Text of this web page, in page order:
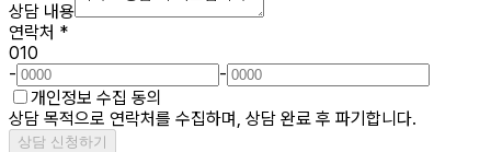
상담 내용
연락처 *
010
-
-
개인정보 수집 동의
상담 목적으로 연락처를 수집하며, 상담 완료 후 파기합니다.
상담 신청하기